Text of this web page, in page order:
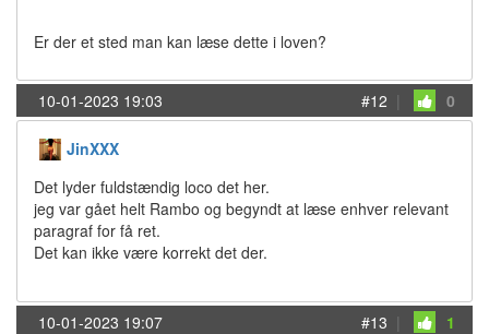
Er der et sted man kan læse dette i loven?
10-01-2023 19:03 #12 | 0
JinXXX
Det lyder fuldstændig loco det her.
jeg var gået helt Rambo og begyndt at læse enhver relevant
paragraf for få ret.
Det kan ikke være korrekt det der.
10-01-2023 19:07 #13 | 1